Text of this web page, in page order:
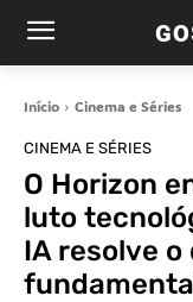
Início Cinema e Séries
CINEMA E SÉRIES
O Horizon
luto
IA resolve o